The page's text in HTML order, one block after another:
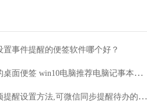
置事件提醒的便签软件哪个好？
办公电脑用的桌面便签 win10电脑推荐电脑记事本云便签
微信待办事项提醒设置方法,可微信同步提醒待办的便签